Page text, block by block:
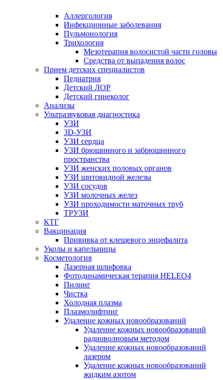
Аллергология
Инфекционные заболевания
Пульмонология
Трихология
Мезотерапия волосистой части головы
Средства от выпадения волос
Прием детских специалистов
Педиатрия
Детский ЛОР
Детский гинеколог
Анализы
Ультразвуковая диагностика
УЗИ
3D-УЗИ
УЗИ сердца
УЗИ брюшинного и забрюшинного
пространства
УЗИ женских половых органов
УЗИ щитовидной железы
УЗИ сосудов
УЗИ молочных желез
УЗИ проходимости маточных труб
ТРУЗИ
КТГ
Вакцинация
Прививка от клещевого энцефалита
Уколы и капельницы
Косметология
Лазерная шлифовка
Фотодинамическая терапия HELEO4
Пилинг
Чистка
Холодная плазма
Плазмолифтинг
Удаление кожных новообразований
Удаление кожных новообразований
радиоволновым методом
Удаление кожных новообразований
лазером
Удаление кожных новообразований
жидким азотом